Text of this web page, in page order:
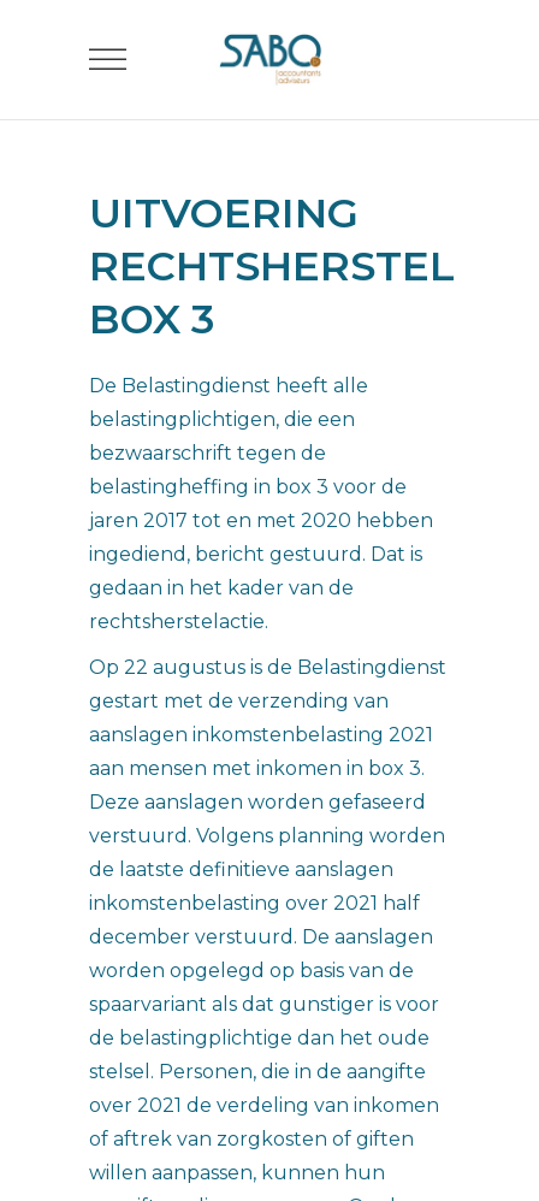
UITVOERING
RECHTSHERSTEL
BOX 3
De Belastingdienst heeft alle
belastingplichtigen, die een
bezwaarschrift tegen de
belastingheffing in box 3 voor de
jaren 2017 tot en met 2020 hebben
ingediend, bericht gestuurd. Dat is
gedaan in het kader van de
rechtsherstelactie.
Op 22 augustus is de Belastingdienst
gestart met de verzending van
aanslagen inkomstenbelasting 2021
aan mensen met inkomen in box 3.
Deze aanslagen worden gefaseerd
verstuurd. Volgens planning worden
de laatste definitieve aanslagen
inkomstenbelasting over 2021 half
december verstuurd. De aanslagen
worden opgelegd op basis van de
spaarvariant als dat gunstiger is voor
de belastingplichtige dan het oude
stelsel. Personen, die in de aangifte
over 2021 de verdeling van inkomen
of aftrek van zorgkosten of giften
willen aanpassen, kunnen hun